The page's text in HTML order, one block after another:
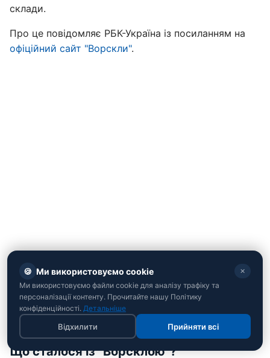
склади.
Про це повідомляє РБК-Україна із посиланням на
офіційний сайт "Ворскли".
Що сталося із "Ворсклою"?
🍪 Ми використовуємо cookie ✕
Ми використовуємо файли cookie для аналізу трафіку та
персоналізації контенту. Прочитайте нашу Політику
конфіденційності. Детальніше
Відхилити Прийняти всі